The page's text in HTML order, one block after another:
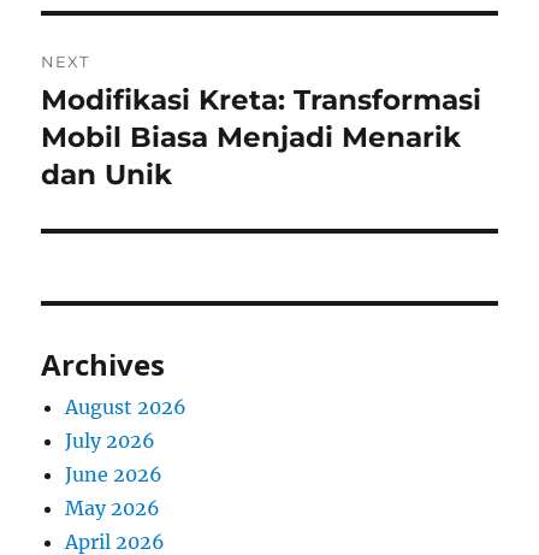
NEXT
Next
post:
Modifikasi Kreta: Transformasi
Mobil Biasa Menjadi Menarik
dan Unik
Archives
August 2026
July 2026
June 2026
May 2026
April 2026